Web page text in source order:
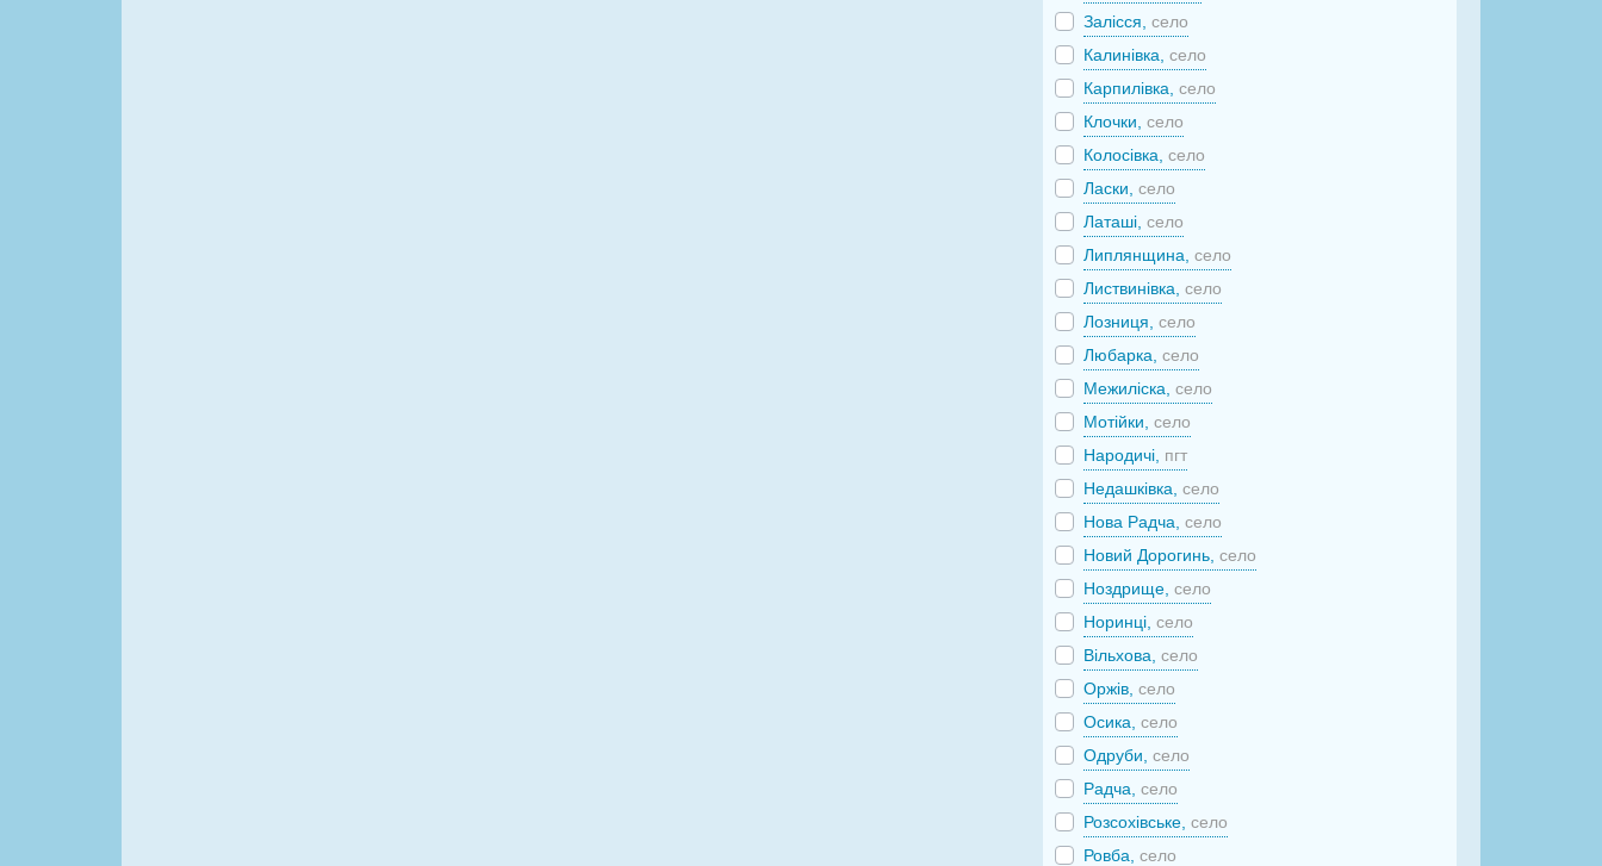
Залісся,село
Калинівка,село
Карпилівка,село
Клочки,село
Колосівка,село
Ласки,село
Латаші,село
Липлянщина,село
Листвинівка,село
Лозниця,село
Любарка,село
Межиліска,село
Мотійки,село
Народичі, пгт
Недашківка,село
Нова Радча,село
Новий Дорогинь,село
Ноздрище,село
Норинці,село
Вільхова,село
Оржів,село
Осика,село
Одруби,село
Радча,село
Розсохівське,село
Ровба,село